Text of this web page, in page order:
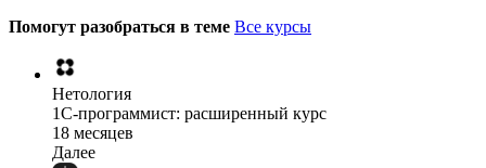
Помогут разобраться в теме Все курсы
Нетология
1C-программист: расширенный курс
18 месяцев
Далее